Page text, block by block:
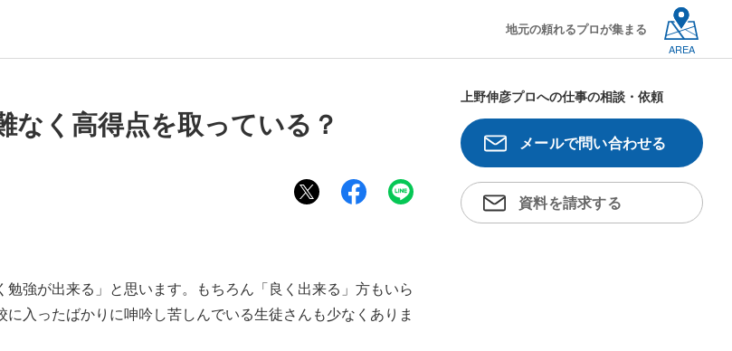
地元の頼れるプロが集まる
AREA
なく高得点を取っている？
強が出来る」と思います。もちろん「良く出来る」方もいら
入ったばかりに呻吟し苦しんでいる生徒さんも少なくありま
上野伸彦プロへの仕事の相談・依頼
メールで問い合わせる
資料を請求する